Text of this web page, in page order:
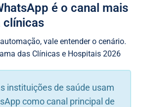
é o canal mais
clínicas
vale entender o cenário.
das Clínicas e Hospitais 2026
instituições de saúde usam
como canal principal de